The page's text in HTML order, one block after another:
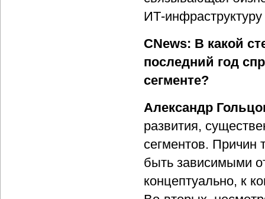
ИТ-
CNews: В какой
последний год
сегменте?
Александр
развития,
сегментов. Причин
быть зависимыми
концептуально, к